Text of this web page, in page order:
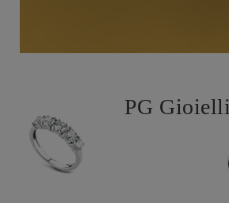
PG Gioielli